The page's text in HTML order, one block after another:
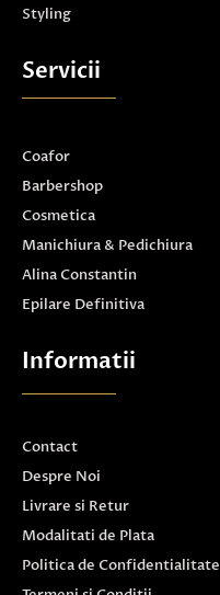
Styling
Servicii
Coafor
Barbershop
Cosmetica
Manichiura & Pedichiura
Alina Constantin
Epilare Definitiva
Informatii
Contact
Despre Noi
Livrare si Retur
Modalitati de Plata
Politica de Confidentialitate